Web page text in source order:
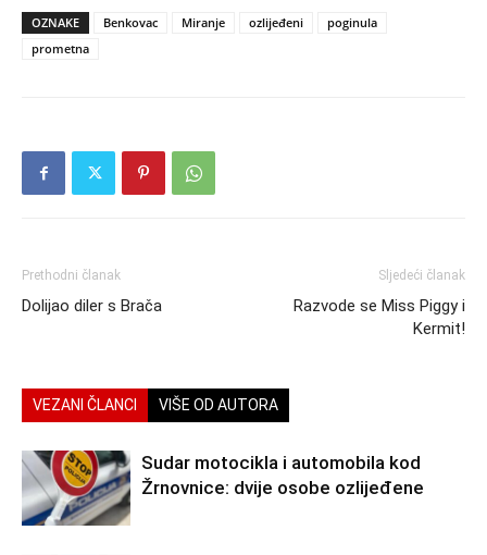
OZNAKE Benkovac Miranje ozlijeđeni
poginula
prometna
Prethodni članak
Dolijao diler s Brača
Sljedeći članak
Razvode se Miss Piggy i
Kermit!
VEZANI ČLANCI VIŠE OD AUTORA
Sudar motocikla i automobila kod
Žrnovnice: dvije osobe ozlijeđene